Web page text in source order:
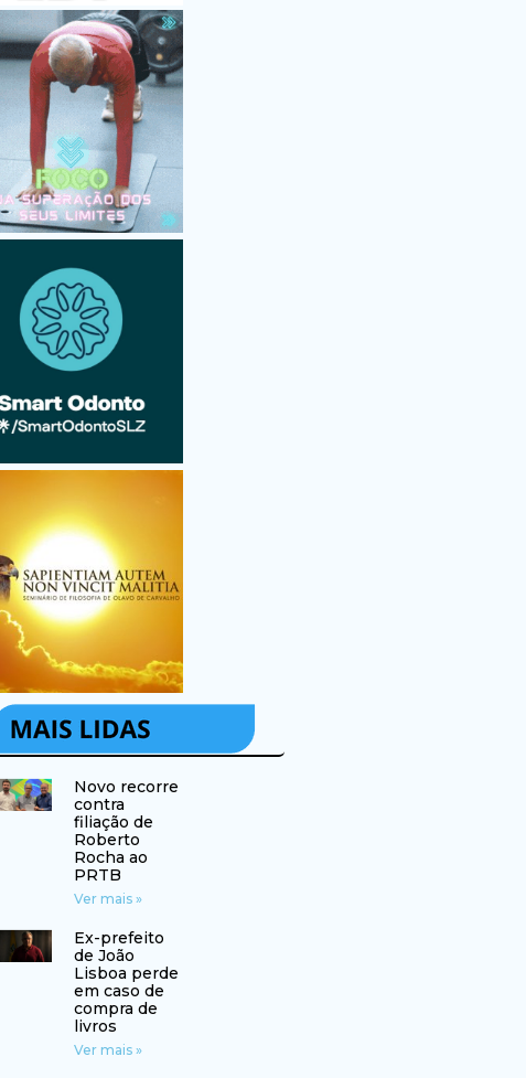
Novo recorre
contra
filiação de
Roberto
Rocha ao
PRTB
Ver mais »
Ex-prefeito
de João
Lisboa perde
em caso de
compra de
livros
Ver mais »